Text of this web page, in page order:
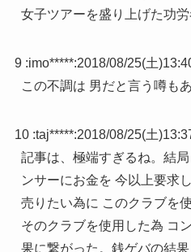
女子ツアーを盛り上げた功労
9 :imo*****:2018/08/25(土
この不調は 男だと言う噂も
10 :taj*****:2018/08/25(土
記事は、極端すぎるね。結
ンサーにお金を 今以上要求
売りたい為に このクラブを
そのクラブを使用した為 コ
果に繋がった。銭ゲバの結